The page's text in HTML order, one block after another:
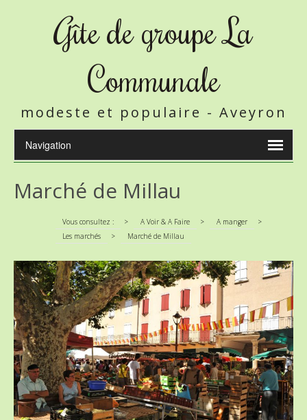
Gîte de groupe La
Communale
modeste et populaire - Aveyron
Marché de Millau
Vous consultez : > A Voir & A Faire > A manger
>
Les marchés
> Marché de Millau